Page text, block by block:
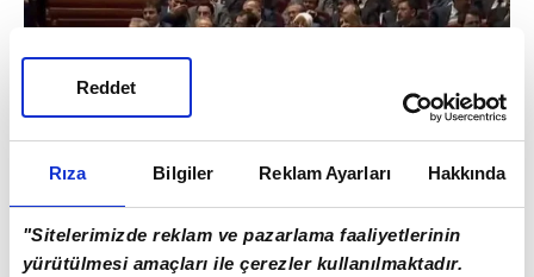
Rıza Bilgiler Reklam Ayarları Hakkında
"Sitelerimizde reklam ve pazarlama faaliyetlerinin
yürütülmesi amaçları ile çerezler kullanılmaktadır.
Reddet